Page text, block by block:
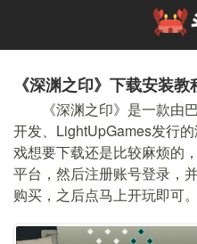
《深渊之印》下载安装教
《深渊之印》是一款由
开发、LightUpGames发行
戏想要下载还是比较麻烦的
平台，然后注册账号登录，
购买，之后点马上开玩即可。